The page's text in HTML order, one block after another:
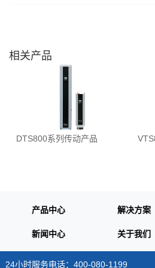
相关产品
DTS800系列传动产品
产品中心 解决方案
新闻中心 关于我们
24小时服务电话：400-080-1199